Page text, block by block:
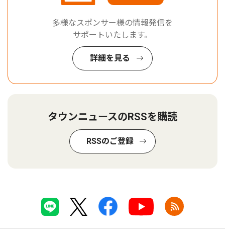
多様なスポンサー様の情報発信を
サポートいたします。
詳細を見る
タウンニュースのRSSを購読
RSSのご登録